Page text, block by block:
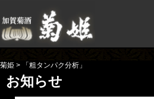
菊姫 > 「粗タンパク分析」
お知らせ